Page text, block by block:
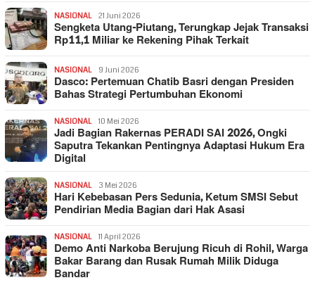
NASIONAL 21 Juni 2026
Sengketa Utang-Piutang, Terungkap Jejak Transaksi
Rp11,1 Miliar ke Rekening Pihak Terkait
NASIONAL 9 Juni 2026
Dasco: Pertemuan Chatib Basri dengan Presiden
Bahas Strategi Pertumbuhan Ekonomi
NASIONAL 10 Mei 2026
Jadi Bagian Rakernas PERADI SAI 2026, Ongki
Saputra Tekankan Pentingnya Adaptasi Hukum Era
Digital
NASIONAL 3 Mei 2026
Hari Kebebasan Pers Sedunia, Ketum SMSI Sebut
Pendirian Media Bagian dari Hak Asasi
NASIONAL 11 April 2026
Demo Anti Narkoba Berujung Ricuh di Rohil, Warga
Bakar Barang dan Rusak Rumah Milik Diduga
Bandar